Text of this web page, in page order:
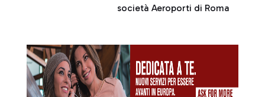
società Aeroporti di Roma